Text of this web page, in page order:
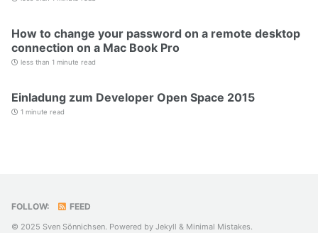
How to change your password on a remote desktop
connection on a Mac Book Pro
less than 1 minute read
Einladung zum Developer Open Space 2015
1 minute read
FOLLOW: FEED
© 2025 Sven Sönnichsen. Powered by Jekyll & Minimal Mistakes.